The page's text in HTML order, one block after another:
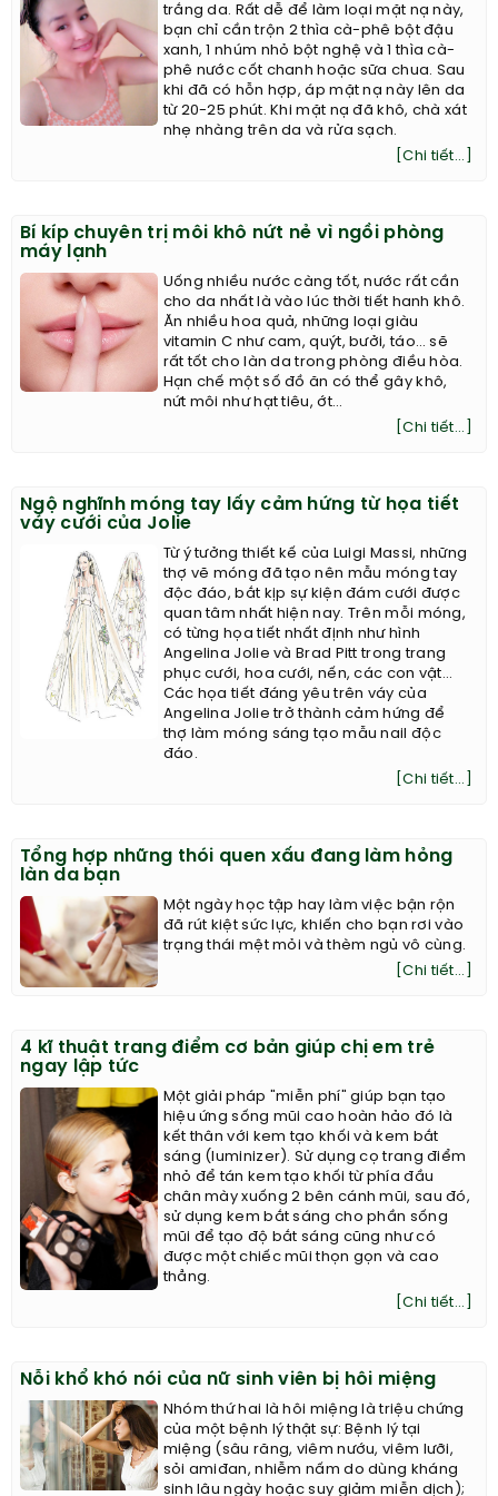
trắng da. Rất dễ để làm loại mặt nạ này,
bạn chỉ cần trộn 2 thìa cà-phê bột đậu
xanh, 1 nhúm nhỏ bột nghệ và 1 thìa cà-
phê nước cốt chanh hoặc sữa chua. Sau
khi đã có hỗn hợp, áp mặt nạ này lên da
từ 20-25 phút. Khi mặt nạ đã khô, chà xát
nhẹ nhàng trên da và rửa sạch.
[Chi tiết...]
Bí kíp chuyên trị môi khô nứt nẻ vì ngồi phòng
máy lạnh
Uống nhiều nước càng tốt, nước rất cần
cho da nhất là vào lúc thời tiết hanh khô.
Ăn nhiều hoa quả, những loại giàu
vitamin C như cam, quýt, bưởi, táo… sẽ
rất tốt cho làn da trong phòng điều hòa.
Hạn chế một số đồ ăn có thể gây khô,
nứt môi như hạt tiêu, ớt…
[Chi tiết...]
Ngộ nghĩnh móng tay lấy cảm hứng từ họa tiết
váy cưới của Jolie
Từ ý tưởng thiết kế của Luigi Massi, những
thợ vẽ móng đã tạo nên mẫu móng tay
độc đáo, bắt kịp sự kiện đám cưới được
quan tâm nhất hiện nay. Trên mỗi móng,
có từng họa tiết nhất định như hình
Angelina Jolie và Brad Pitt trong trang
phục cưới, hoa cưới, nến, các con vật...
Các họa tiết đáng yêu trên váy của
Angelina Jolie trở thành cảm hứng để
thợ làm móng sáng tạo mẫu nail độc
đáo.
[Chi tiết...]
Tổng hợp những thói quen xấu đang làm hỏng
làn da bạn
Một ngày học tập hay làm việc bận rộn
đã rút kiệt sức lực, khiến cho bạn rơi vào
trạng thái mệt mỏi và thèm ngủ vô cùng.
[Chi tiết...]
4 kĩ thuật trang điểm cơ bản giúp chị em trẻ
ngay lập tức
Một giải pháp "miễn phí" giúp bạn tạo
hiệu ứng sống mũi cao hoàn hảo đó là
kết thân với kem tạo khối và kem bắt
sáng (luminizer). Sử dụng cọ trang điểm
nhỏ để tán kem tạo khối từ phía đầu
chân mày xuống 2 bên cánh mũi, sau đó,
sử dụng kem bắt sáng cho phần sống
mũi để tạo độ bắt sáng cũng như có
được một chiếc mũi thọn gọn và cao
thẳng.
[Chi tiết...]
Nỗi khổ khó nói của nữ sinh viên bị hôi miệng
Nhóm thứ hai là hôi miệng là triệu chứng
của một bệnh lý thật sự: Bệnh lý tại
miệng (sâu răng, viêm nướu, viêm lưỡi,
sỏi amiđan, nhiễm nấm do dùng kháng
sinh lâu ngày hoặc suy giảm miễn dịch);